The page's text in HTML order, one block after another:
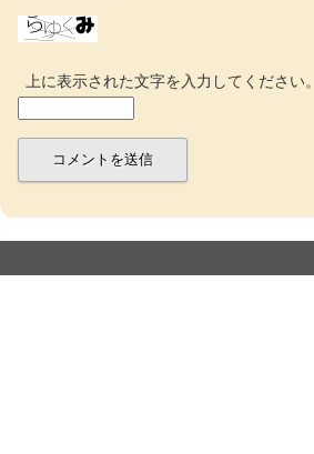
上に表示された文字を入力してください。